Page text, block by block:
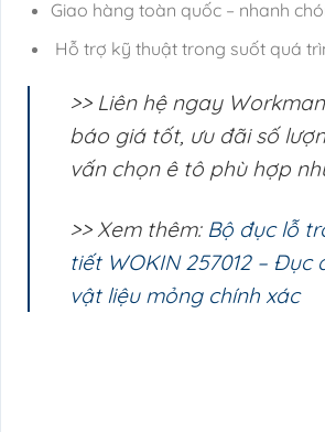
Giao hàng toàn quốc – nhanh
Hỗ trợ kỹ thuật trong suốt quá
>> Liên hệ ngay
báo giá tốt, ưu đãi số
vấn chọn ê tô phù hợp
>> Xem thêm: Bộ đục lỗ
tiết WOKIN 257012 – Đục
vật liệu mỏng chính xác